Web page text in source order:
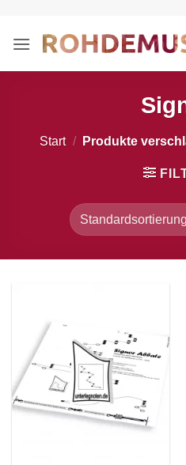
springen
Start / Produkte